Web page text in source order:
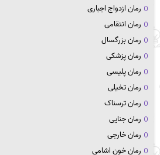
رمان ازدواج اجباری
رمان انتقامی
رمان بزرگسال
رمان پزشکی
رمان پلیسی
رمان تخیلی
رمان ترسناک
رمان جنایی
رمان خارجی
رمان خون اشامی